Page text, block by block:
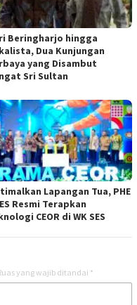
Beringharjo hingga
Dua Kunjungan
yang Disambut
Sri Sultan
Lapangan Tua, PHE
Resmi Terapkan
CEOR di WK SES
yang wajib ditandai *